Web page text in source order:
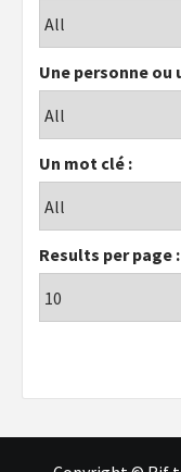
Une personne ou
Un mot clé :
Results per page :